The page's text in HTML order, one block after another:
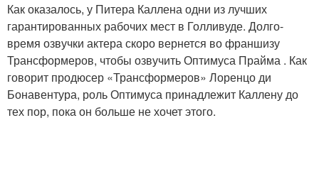
Как оказалось, у Питера Каллена одни из лучших
гарантированных рабочих мест в Голливуде. Долго-
время озвучки актера скоро вернется во франшизу
Трансформеров, чтобы озвучить Оптимуса Прайма . Как
говорит продюсер «Трансформеров» Лоренцо ди
Бонавентура, роль Оптимуса принадлежит Каллену до
тех пор, пока он больше не хочет этого.